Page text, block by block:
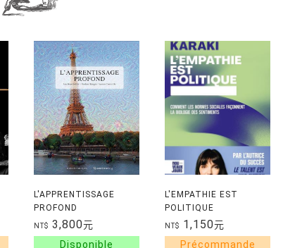
L'APPRENTISSAGE
PROFOND
NT$ 3,800元
L'EMPATHIE EST
POLITIQUE
NT$ 1,150元